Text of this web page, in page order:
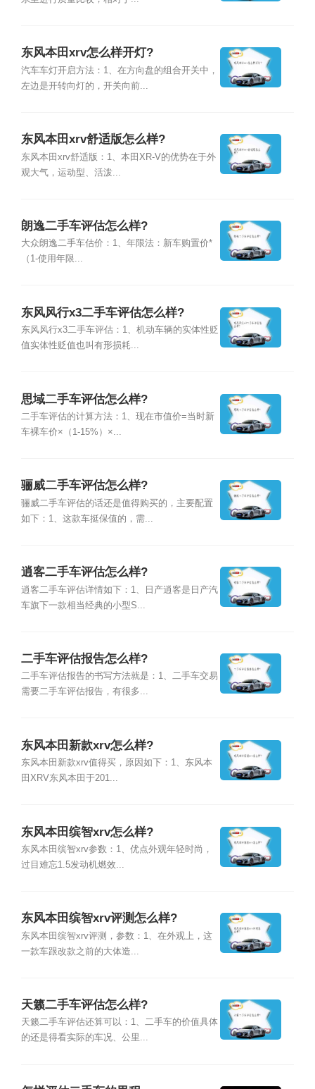
东风本田xrv怎么样开灯?
汽车车灯开启方法：1、在方向盘的组合开关中，
左边是开转向灯的，开关向前...
东风本田xrv舒适版怎么样?
东风本田xrv舒适版：1、本田XR-V的优势在于外
观大气，运动型、活泼...
朗逸二手车评估怎么样?
大众朗逸二手车估价：1、年限法：新车购置价*
（1-使用年限...
东风风行x3二手车评估怎么样?
东风风行x3二手车评估：1、机动车辆的实体性贬
值实体性贬值也叫有形损耗...
思域二手车评估怎么样?
二手车评估的计算方法：1、现在市值价=当时新
车裸车价×（1-15%）×...
骊威二手车评估怎么样?
骊威二手车评估的话还是值得购买的，主要配置
如下：1、这款车挺保值的，需...
逍客二手车评估怎么样?
逍客二手车评估详情如下：1、日产逍客是日产汽
车旗下一款相当经典的小型S...
二手车评估报告怎么样?
二手车评估报告的书写方法就是：1、二手车交易
需要二手车评估报告，有很多...
东风本田新款xrv怎么样?
东风本田新款xrv值得买，原因如下：1、东风本
田XRV东风本田于201...
东风本田缤智xrv怎么样?
东风本田缤智xrv参数：1、优点外观年轻时尚，
过目难忘1.5发动机燃效...
东风本田缤智xrv评测怎么样?
东风本田缤智xrv评测，参数：1、在外观上，这
一款车跟改款之前的大体造...
天籁二手车评估怎么样?
天籁二手车评估还算可以：1、二手车的价值具体
的还是得看实际的车况、公里...